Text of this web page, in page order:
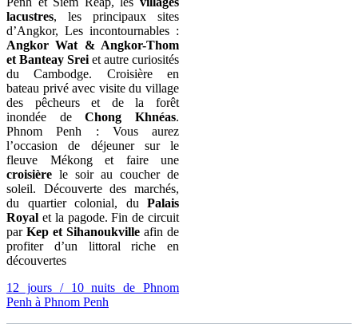
lacustres, les principaux sites
d’Angkor, Les incontournables :
Angkor Wat & Angkor-Thom
et Banteay Srei et autre curiosités
du Cambodge. Croisière en
bateau privé avec visite du village
des pêcheurs et de la forêt
inondée deChong Khnéas.
Phnom Penh : Vous aurez
l’occasion de déjeuner sur le
fleuve Mékong et faire une
croisière le soir au coucher de
soleil. Découverte des marchés,
du quartier colonial, du Palais
Royal et la pagode. Fin de circuit
par Kep et Sihanoukville afin de
profiter d’un littoral riche en
découvertes
12 jours / 10 nuits de Phnom
Penh à Phnom Penh